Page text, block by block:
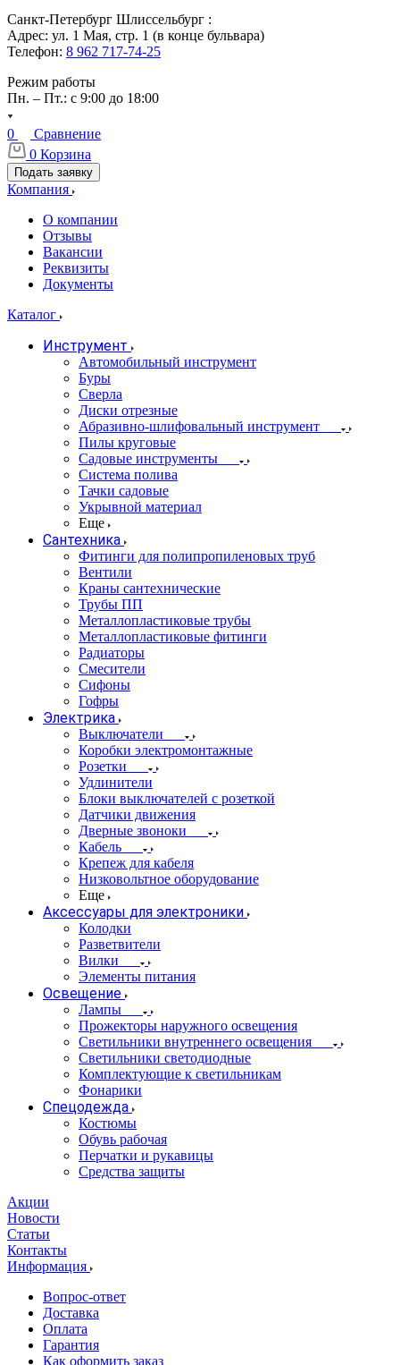
Санкт-Петербург Шлиссельбург :
Адрес: ул. 1 Мая, стр. 1 (в конце бульвара)
Телефон: 8 962 717-74-25
Режим работы
Пн. – Пт.: с 9:00 до 18:00
0
Сравнение
0 Корзина
Подать заявку
Компания
О компании
Отзывы
Вакансии
Реквизиты
Документы
Каталог
Инструмент
Автомобильный инструмент
Буры
Сверла
Диски отрезные
Абразивно-шлифовальный инструмент
Пилы круговые
Садовые инструменты
Система полива
Тачки садовые
Укрывной материал
Еще
Сантехника
Фитинги для полипропиленовых труб
Вентили
Краны сантехнические
Трубы ПП
Металлопластиковые трубы
Металлопластиковые фитинги
Радиаторы
Смесители
Сифоны
Гофры
Электрика
Выключатели
Коробки электромонтажные
Розетки
Удлинители
Блоки выключателей с розеткой
Датчики движения
Дверные звоноки
Кабель
Крепеж для кабеля
Низковольтное оборудование
Еще
Аксессуары для электроники
Колодки
Разветвители
Вилки
Элементы питания
Освещение
Лампы
Прожекторы наружного освещения
Светильники внутреннего освещения
Светильники светодиодные
Комплектующие к светильникам
Фонарики
Спецодежда
Костюмы
Обувь рабочая
Перчатки и рукавицы
Средства защиты
Акции
Новости
Статьи
Контакты
Информация
Вопрос-ответ
Доставка
Оплата
Гарантия
Как оформить заказ